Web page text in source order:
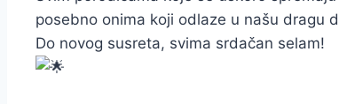
posebno onima koji odlaze u našu dragu
Do novog susreta, svima srdačan selam!